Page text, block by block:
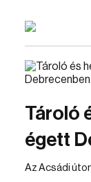
Tároló
égett
Az Acsádi